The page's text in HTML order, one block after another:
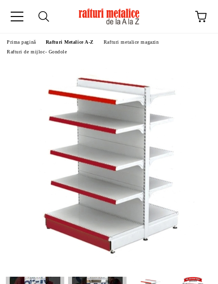
Prima pagină Rafturi Metalice A-Z
Rafturi metalice magazin
Rafturi de mijloc- Gondole